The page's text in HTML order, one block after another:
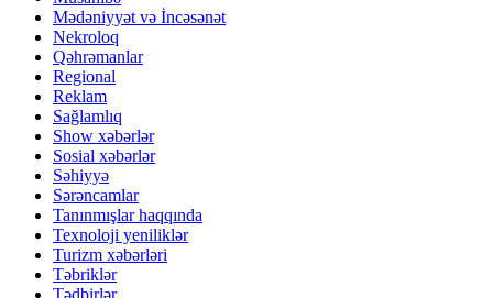
Mədəniyyət və İncəsənət
Nekroloq
Qəhrəmanlar
Regional
Reklam
Sağlamlıq
Show xəbərlər
Sosial xəbərlər
Səhiyyə
Sərəncamlar
Tanınmışlar haqqında
Texnoloji yeniliklər
Turizm xəbərləri
Təbriklər
Tədbirlər